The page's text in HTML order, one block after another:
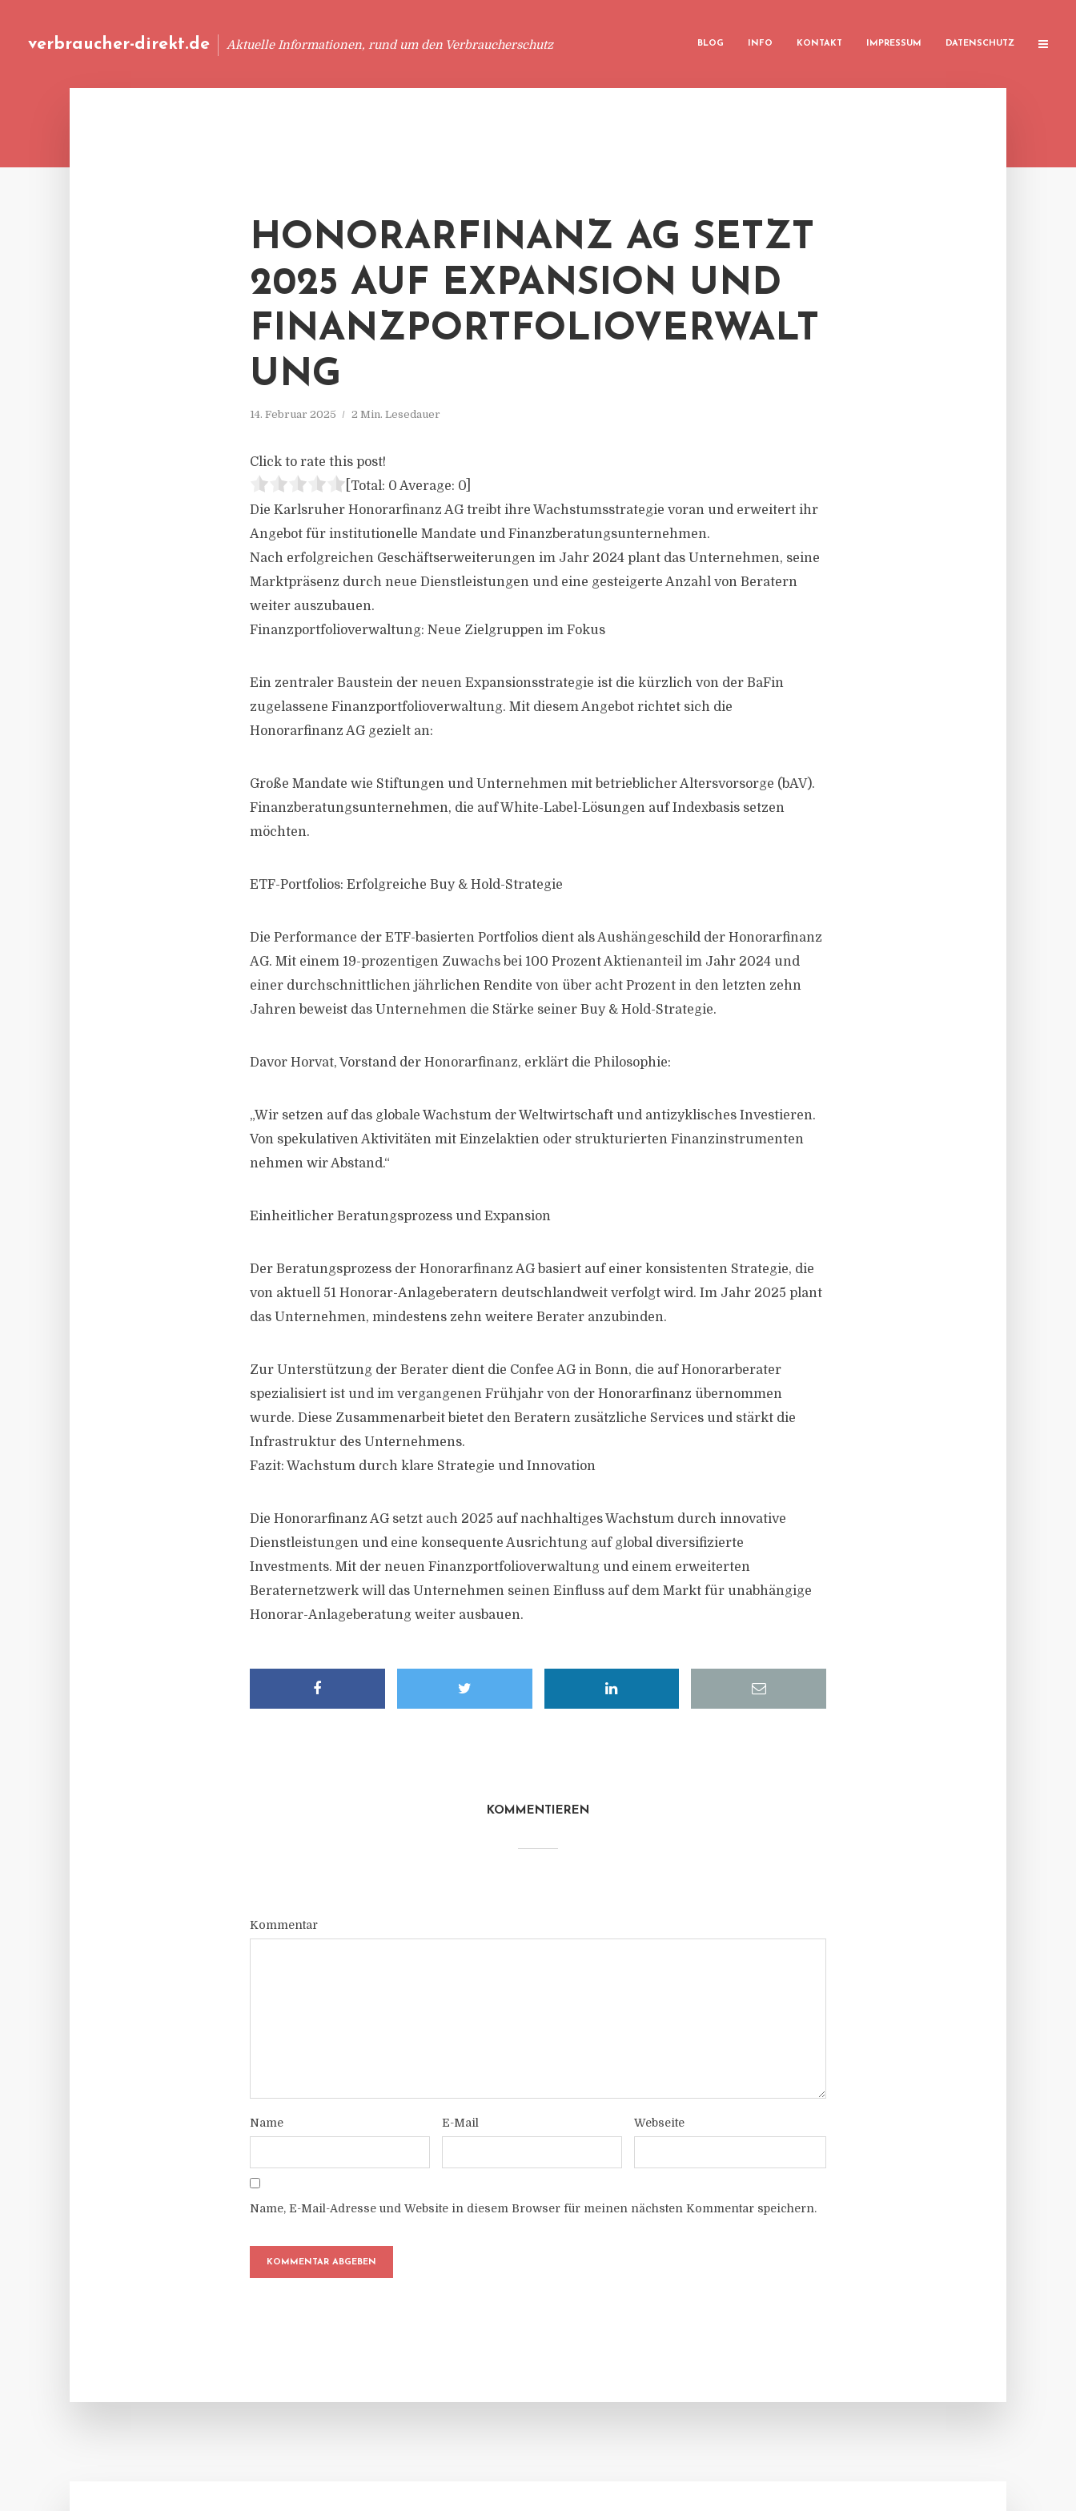
verbraucher-direkt.de Aktuelle Informationen, rund um den Verbraucherschutz BLOG INFO KONTAKT IMPRESSUM DATENSCHUTZ
HONORARFINANZ AG SETZT
2025 AUF EXPANSION UND
FINANZPORTFOLIOVERWALT
UNG
14. Februar 2025 2 Min. Lesedauer
Click to rate this post!
[Total: 0 Average: 0
Die Karlsruher Honorarfinanz AG treibt ihre Wachstumsstrategie voran und erweitert ihr
Angebot für institutionelle Mandate und Finanzberatungsunternehmen.
Nach erfolgreichen Geschäftserweiterungen im Jahr 2024 plant das Unternehmen, seine
Marktpräsenz durch neue Dienstleistungen und eine gesteigerte Anzahl von Beratern
weiter auszubauen.
Finanzportfolioverwaltung: Neue Zielgruppen im Fokus
Ein zentraler Baustein der neuen Expansionsstrategie ist die kürzlich von der BaFin
zugelassene Finanzportfolioverwaltung. Mit diesem Angebot richtet sich die
Honorarfinanz AG gezielt an:
Große Mandate wie Stiftungen und Unternehmen mit betrieblicher Altersvorsorge (bAV).
Finanzberatungsunternehmen, die auf White-Label-Lösungen auf Indexbasis setzen
möchten.
ETF-Portfolios: Erfolgreiche Buy & Hold-Strategie
Die Performance der ETF-basierten Portfolios dient als Aushängeschild der Honorarfinanz
AG. Mit einem 19-prozentigen Zuwachs bei 100 Prozent Aktienanteil im Jahr 2024 und
einer durchschnittlichen jährlichen Rendite von über acht Prozent in den letzten zehn
Jahren beweist das Unternehmen die Stärke seiner Buy & Hold-Strategie.
Davor Horvat, Vorstand der Honorarfinanz, erklärt die Philosophie:
„Wir setzen auf das globale Wachstum der Weltwirtschaft und antizyklisches Investieren.
Von spekulativen Aktivitäten mit Einzelaktien oder strukturierten Finanzinstrumenten
nehmen wir Abstand.“
Einheitlicher Beratungsprozess und Expansion
Der Beratungsprozess der Honorarfinanz AG basiert auf einer konsistenten Strategie, die
von aktuell 51 Honorar-Anlageberatern deutschlandweit verfolgt wird. Im Jahr 2025 plant
das Unternehmen, mindestens zehn weitere Berater anzubinden.
Zur Unterstützung der Berater dient die Confee AG in Bonn, die auf Honorarberater
spezialisiert ist und im vergangenen Frühjahr von der Honorarfinanz übernommen
wurde. Diese Zusammenarbeit bietet den Beratern zusätzliche Services und stärkt die
Infrastruktur des Unternehmens.
Fazit: Wachstum durch klare Strategie und Innovation
Die Honorarfinanz AG setzt auch 2025 auf nachhaltiges Wachstum durch innovative
Dienstleistungen und eine konsequente Ausrichtung auf global diversifizierte
Investments. Mit der neuen Finanzportfolioverwaltung und einem erweiterten
Beraternetzwerk will das Unternehmen seinen Einfluss auf dem Markt für unabhängige
Honorar-Anlageberatung weiter ausbauen.
KOMMENTIEREN
Kommentar
Name E-Mail Webseite
Name, E-Mail-Adresse und Website in diesem Browser für meinen nächsten Kommentar speichern.